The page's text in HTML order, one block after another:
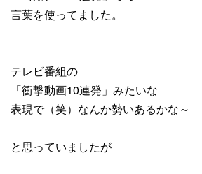
言葉を使ってました。
テレビ番組の
「衝撃動画10連発」みたいな
表現で（笑）なんか勢いあるかな～
と思っていましたが